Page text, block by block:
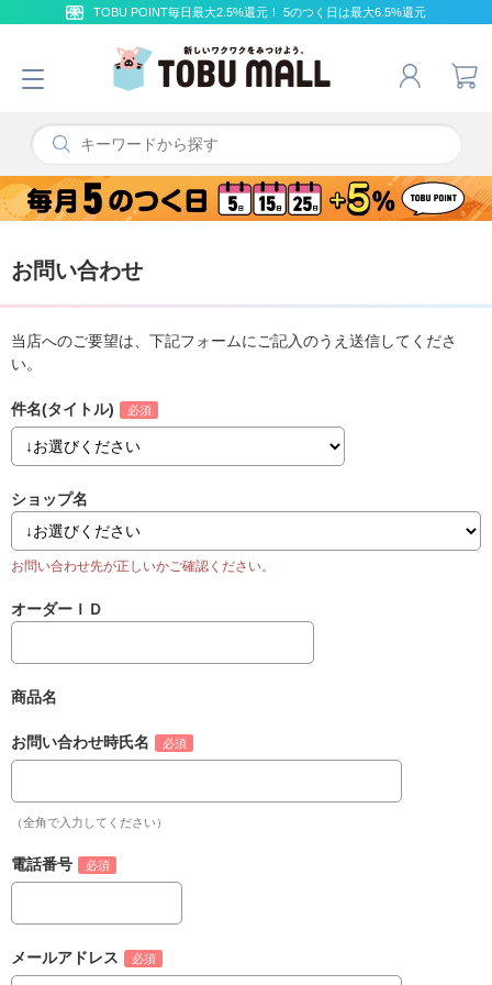
TOBU POINT毎日最大2.5%還元！ 5のつく日は最大6.5%還元
お問い合わせ
当店へのご要望は、下記フォームにご記入のうえ送信してくださ
い。
件名(タイトル)
ショップ名
オーダーＩＤ
商品名
お問い合わせ時氏名
（全角で入力してください）
電話番号
メールアドレス